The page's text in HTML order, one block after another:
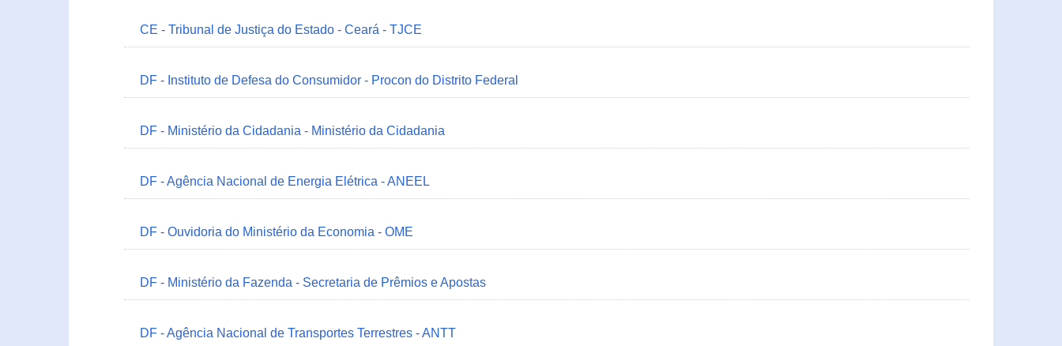
CE - Tribunal de Justiça do Estado - Ceará - TJCE
DF - Instituto de Defesa do Consumidor - Procon do Distrito Federal
DF - Ministério da Cidadania - Ministério da Cidadania
DF - Agência Nacional de Energia Elétrica - ANEEL
DF - Ouvidoria do Ministério da Economia - OME
DF - Ministério da Fazenda - Secretaria de Prêmios e Apostas
DF - Agência Nacional de Transportes Terrestres - ANTT